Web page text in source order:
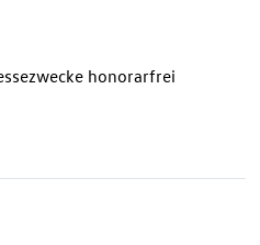
honorarfrei